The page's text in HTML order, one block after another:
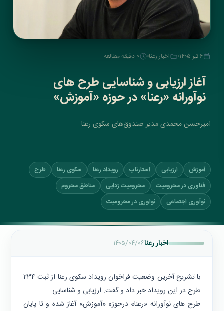
۶ تیر ۱۴۰۵ اخبار رعنا 0 دقیقه مطالعه
آغاز ارزیابی و شناسایی طرح های
نوآورانه «رعنا» در حوزه «آموزش»
امیرحسن محمدی مدیر صندوق‌های سکوی رعنا
آموزش ارزیابی استارتاپ‌ رویداد رعنا سکوی رعنا
طرح
فناوری در محرومیت
محرومیت زدایی
مناطق محروم
نوآوری اجتماعی
نواوری در محرومیت
اخبار رعنا۱۴۰۵/۰۴/۰۶
با تشریح آخرین وضعیت فراخوان رویداد سکوی رعنا از ثبت ۲۳۴
طرح در این رویداد خبر داد و گفت: ارزیابی و شناسایی
طرح های نوآورانه «رعنا» درحوزه «آموزش» آغاز شده و تا پایان